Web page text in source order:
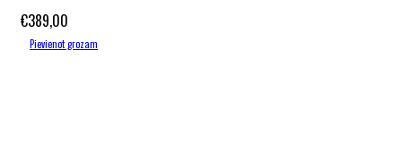
€389,00
Pievienot grozam